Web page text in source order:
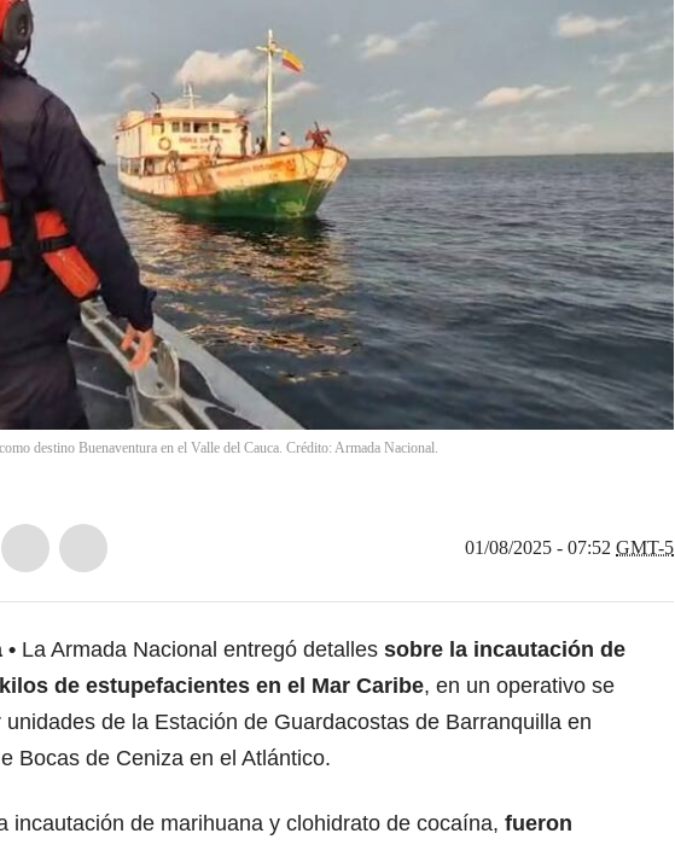
destino Buenaventura en el Valle del Cauca. Crédito: Armada Nacional.
01/08/2025 - 07:52 GMT-5
La Armada Nacional entregó detalles sobre la incautación de
de estupefacientes en el Mar Caribe, en un operativo se
unidades de la Estación de Guardacostas de Barranquilla en
Bocas de Ceniza en el Atlántico.
incautación de marihuana y clohidrato de cocaína, fueron